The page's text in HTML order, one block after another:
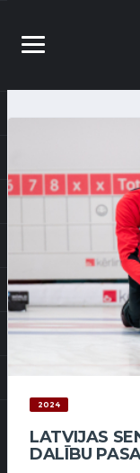
2024
LATVIJAS
DALĪBU